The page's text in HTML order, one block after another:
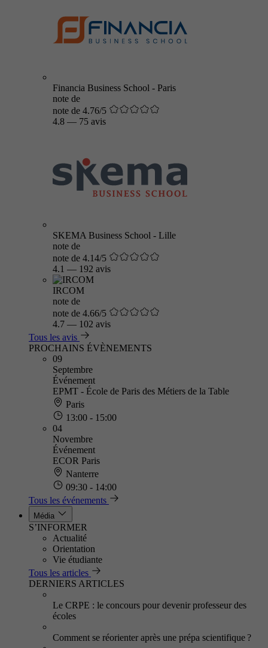
Financia Business School - Paris
note de
note de 4.76/5
4.8 — 75 avis
SKEMA Business School - Lille
note de
note de 4.14/5
4.1 — 192 avis
IRCOM
note de
note de 4.66/5
4.7 — 102 avis
Tous les avis
PROCHAINS ÉVÈNEMENTS
09
Septembre
Événement
EPMT - École de Paris des Métiers de la Table
Paris
13:00 - 15:00
04
Novembre
Événement
ECOR Paris
Nanterre
09:30 - 14:00
Tous les événements
Média
S’INFORMER
Actualité
Orientation
Vie étudiante
Tous les articles
DERNIERS ARTICLES
Le CRPE : le concours pour devenir professeur des
écoles
Comment se réorienter après une prépa scientifique ?